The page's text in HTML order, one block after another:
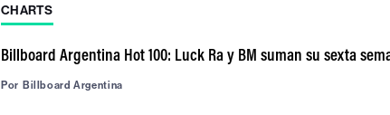
CHARTS
Billboard Argentina Hot 100: Luck Ra y BM suman su sexta
Por Billboard Argentina